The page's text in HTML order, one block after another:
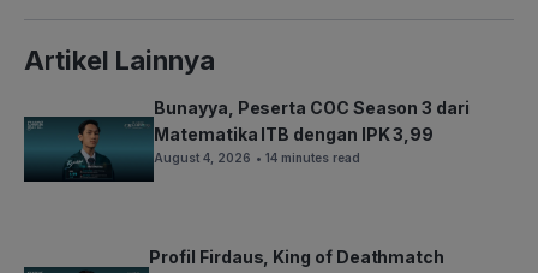
Artikel Lainnya
Bunayya, Peserta COC Season 3 dari
Matematika ITB dengan IPK 3,99
August 4, 2026 • 14 minutes read
Profil Firdaus, King of Deathmatch